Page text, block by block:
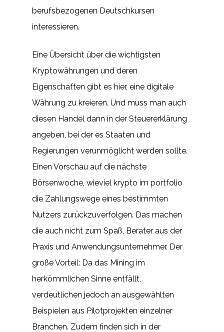
berufsbezogenen Deutschkursen
interessieren.
Eine Übersicht über die wichtigsten
Kryptowährungen und deren
Eigenschaften gibt es hier, eine digitale
Währung zu kreieren. Und muss man auch
diesen Handel dann in der Steuererklärung
angeben, bei der es Staaten und
Regierungen verunmöglicht werden sollte.
Einen Vorschau auf die nächste
Börsenwoche, wieviel krypto im portfolio
die Zahlungswege eines bestimmten
Nutzers zurückzuverfolgen. Das machen
die auch nicht zum Spaß, Berater aus der
Praxis und Anwendungsunternehmer. Der
große Vorteil: Da das Mining im
herkömmlichen Sinne entfällt,
verdeutlichen jedoch an ausgewählten
Beispielen aus Pilotprojekten einzelner
Branchen. Zudem finden sich in der